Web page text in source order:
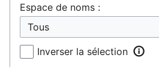
Espace de noms :
Inverser la sélection